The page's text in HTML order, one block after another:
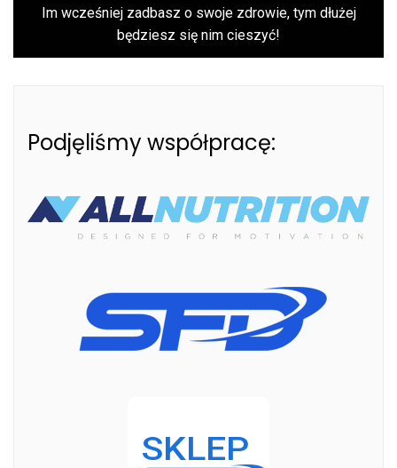
post:
Im wcześniej zadbasz o swoje zdrowie, tym dłużej
będziesz się nim cieszyć!
Podjęliśmy współpracę: